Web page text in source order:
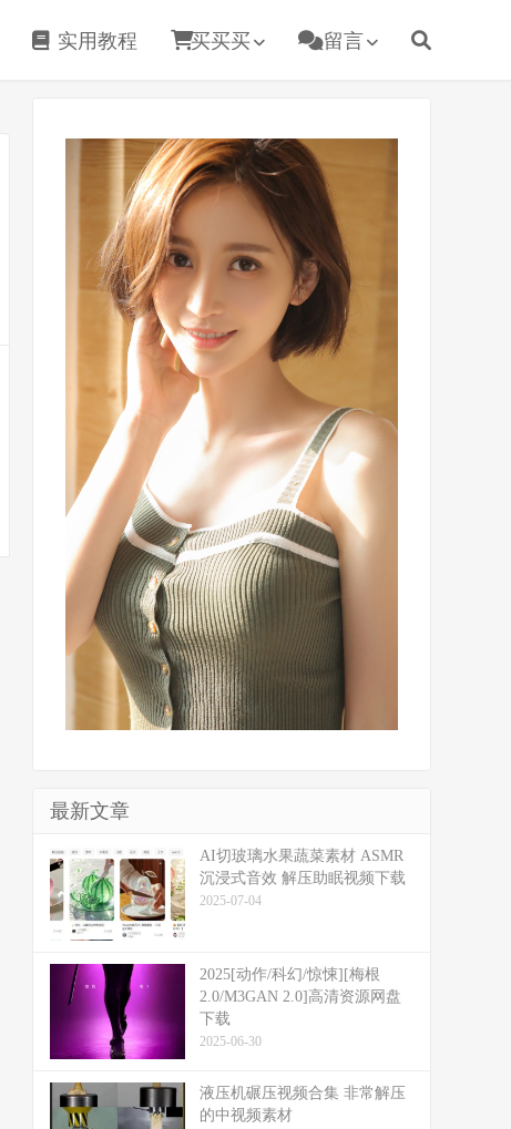
实用教程 买买买 留言
最新文章
​​AI切玻璃水果蔬菜素材 ASMR
沉浸式音效 解压助眠视频下载
2025-07-04
2025[动作/科幻/惊悚][梅根
2.0/M3GAN 2.0]高清资源网盘
下载
2025-06-30
液压机碾压视频合集 非常解压
的中视频素材